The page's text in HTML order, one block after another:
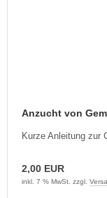
Anzucht von
Kurze Anleitung zur
2,00 EUR
inkl. 7 % MwSt. zzgl.